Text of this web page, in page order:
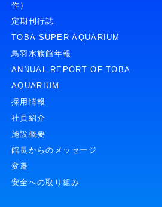
作）
定期刊行誌
TOBA SUPER AQUARIUM
鳥羽水族館年報
ANNUAL REPORT OF TOBA
AQUARIUM
採用情報
社員紹介
施設概要
館長からのメッセージ
変遷
安全への取り組み